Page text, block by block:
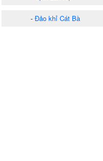
- Đảo khỉ Cát Bà